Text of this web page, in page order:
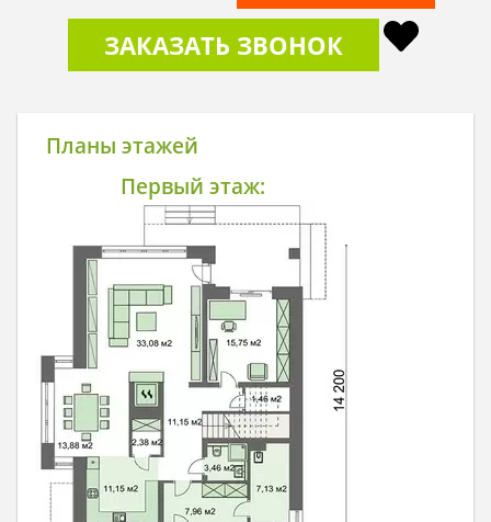
ЗАКАЗАТЬ ЗВОНОК
Планы этажей
Первый этаж: